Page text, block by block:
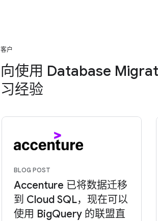
客户
向使用 Database
习经验
BLOG POST
Accenture 已将数据迁移
到 Cloud SQL，现在可以
使用 BigQuery 的联盟直